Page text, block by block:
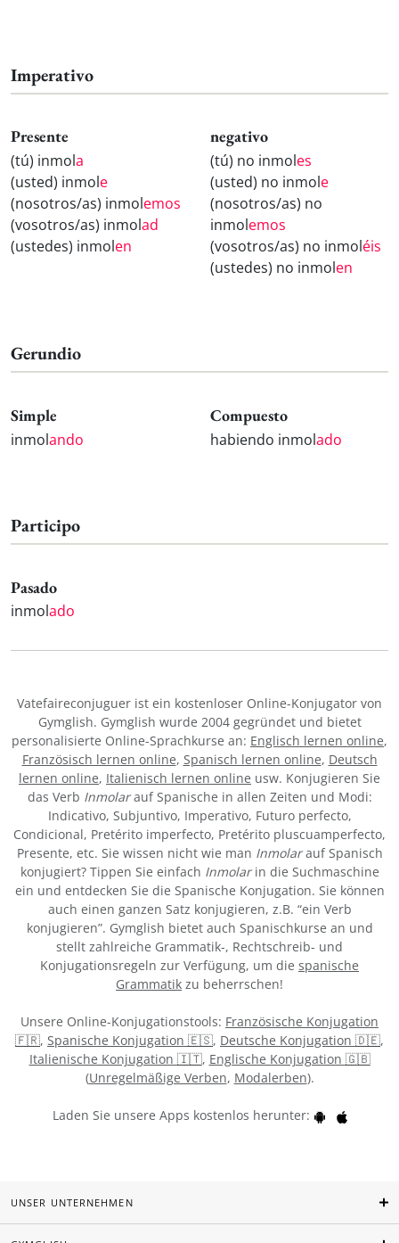
Imperativo
Presente
(tú) inmola
(usted) inmole
(nosotros/as) inmolemos
(vosotros/as) inmolad
(ustedes) inmolen
negativo
(tú) no inmoles
(usted) no inmole
(nosotros/as) no
inmolemos
(vosotros/as) no inmoléis
(ustedes) no inmolen
Gerundio
Simple
inmolando
Compuesto
habiendo inmolado
Participo
Pasado
inmolado
Vatefaireconjuguer ist ein kostenloser Online-Konjugator von
Gymglish. Gymglish wurde 2004 gegründet und bietet
personalisierte Online-Sprachkurse an: Englisch lernen online,
Französisch lernen online, Spanisch lernen online, Deutsch
lernen online, Italienisch lernen online usw. Konjugieren Sie
das Verb Inmolarauf Spanische in allen Zeiten und Modi:
Indicativo, Subjuntivo, Imperativo, Futuro perfecto,
Condicional, Pretérito imperfecto, Pretérito pluscuamperfecto,
Presente, etc. Sie wissen nicht wie man Inmolarauf Spanisch
konjugiert? Tippen Sie einfach Inmolarin die Suchmaschine
ein und entdecken Sie die Spanische Konjugation. Sie können
auch einen ganzen Satz konjugieren, z.B. “ein Verb
konjugieren”. Gymglish bietet auch Spanischkurse an und
stellt zahlreiche Grammatik-, Rechtschreib- und
Konjugationsregeln zur Verfügung, um die spanische
Grammatik zu beherrschen!
Unsere Online-Konjugationstools: Französische Konjugation
🇫🇷, Spanische Konjugation 🇪🇸, Deutsche Konjugation 🇩🇪,
Italienische Konjugation 🇮🇹, Englische Konjugation 🇬🇧
(Unregelmäßige Verben, Modalerben).
Laden Sie unsere Apps kostenlos herunter:
UNSER UNTERNEHMEN